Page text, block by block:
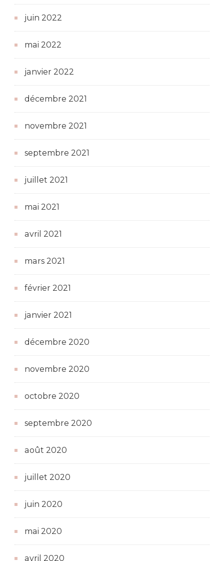
juin 2022
mai 2022
janvier 2022
décembre 2021
novembre 2021
septembre 2021
juillet 2021
mai 2021
avril 2021
mars 2021
février 2021
janvier 2021
décembre 2020
novembre 2020
octobre 2020
septembre 2020
août 2020
juillet 2020
juin 2020
mai 2020
avril 2020